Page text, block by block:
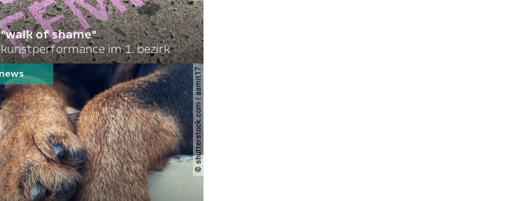
"walk of shame"
kunstperformance im 1. bezirk
© shutterstock.com | asmit17